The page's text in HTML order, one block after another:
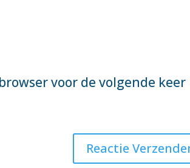
voor de volgende keer